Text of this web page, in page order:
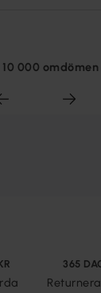
10 000 omdömen
365